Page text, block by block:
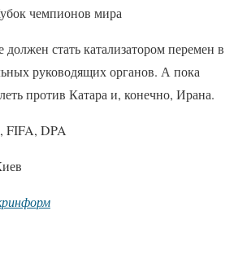
чемпионов мира
стать катализатором перемен в
руководящих органов. А пока
против Катара и, конечно, Ирана.
FIFA, DPA